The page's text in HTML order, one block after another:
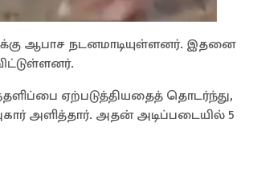
ஆபாச நடனமாடியுள்ளனர். இதனை
ஏற்படுத்தியதைத் தொடர்ந்து,
அளித்தார். அதன் அடிப்படையில் 5